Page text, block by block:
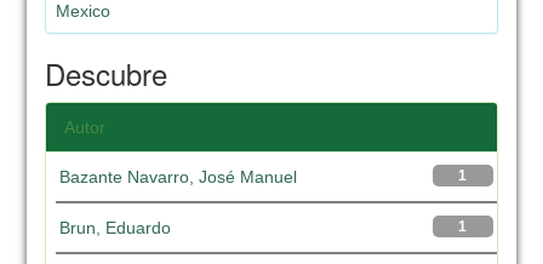
Mexico
Descubre
Autor
1
Bazante Navarro, José Manuel
1
Brun, Eduardo